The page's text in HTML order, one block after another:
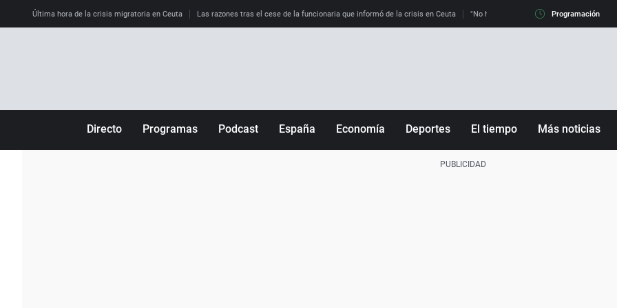
Última hora de la crisis migratoria en Ceuta Las razones tras el cese de la funcionaria que informó de la crisis en Ceuta "No hay mafias, que no nos engañen":
Programación
Directo Programas Podcast España Economía Deportes El tiempo Más noticias